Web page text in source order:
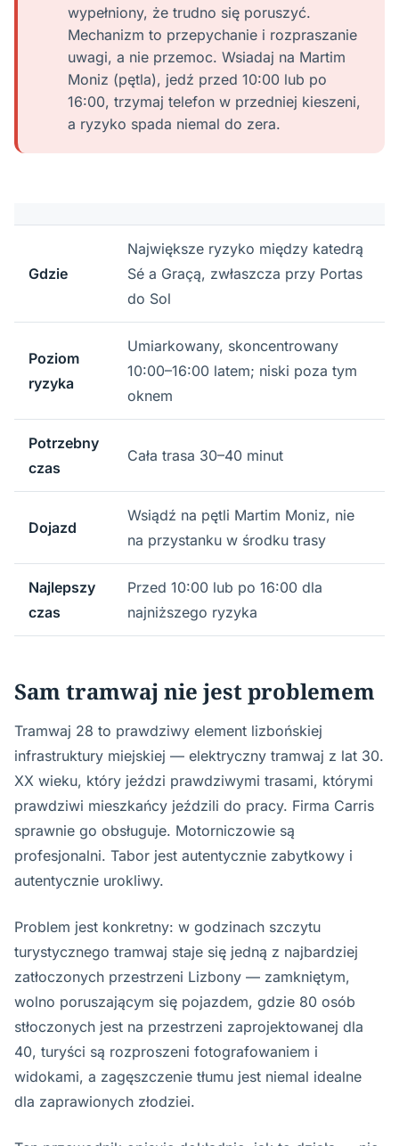
wypełniony, że trudno się poruszyć.
Mechanizm to przepychanie i rozpraszanie
uwagi, a nie przemoc. Wsiadaj na Martim
Moniz (pętla), jedź przed 10:00 lub po
16:00, trzymaj telefon w przedniej kieszeni,
a ryzyko spada niemal do zera.
Gdzie
Największe ryzyko między katedrą
Sé a Graçą, zwłaszcza przy Portas
do Sol
Poziom
ryzyka
Umiarkowany, skoncentrowany
10:00–16:00 latem; niski poza tym
oknem
Potrzebny
czas
Cała trasa 30–40 minut
Dojazd
Wsiądź na pętli Martim Moniz, nie
na przystanku w środku trasy
Najlepszy
czas
Przed 10:00 lub po 16:00 dla
najniższego ryzyka
Sam tramwaj nie jest problemem
Tramwaj 28 to prawdziwy element lizbońskiej
infrastruktury miejskiej — elektryczny tramwaj z lat 30.
XX wieku, który jeździ prawdziwymi trasami, którymi
prawdziwi mieszkańcy jeździli do pracy. Firma Carris
sprawnie go obsługuje. Motorniczowie są
profesjonalni. Tabor jest autentycznie zabytkowy i
autentycznie urokliwy.
Problem jest konkretny: w godzinach szczytu
turystycznego tramwaj staje się jedną z najbardziej
zatłoczonych przestrzeni Lizbony — zamkniętym,
wolno poruszającym się pojazdem, gdzie 80 osób
stłoczonych jest na przestrzeni zaprojektowanej dla
40, turyści są rozproszeni fotografowaniem i
widokami, a zagęszczenie tłumu jest niemal idealne
dla zaprawionych złodziei.